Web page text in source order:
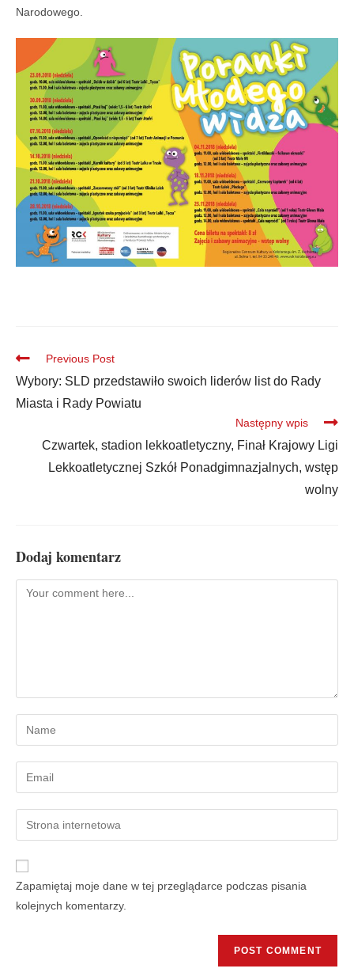
Narodowego.
Previous Post
Wybory: SLD przedstawiło swoich liderów list do Rady
Miasta i Rady Powiatu
Następny wpis
Czwartek, stadion lekkoatletyczny, Finał Krajowy Ligi
Lekkoatletycznej Szkół Ponadgimnazjalnych, wstęp
wolny
Dodaj komentarz
Zapamiętaj moje dane w tej przeglądarce podczas pisania
kolejnych komentarzy.